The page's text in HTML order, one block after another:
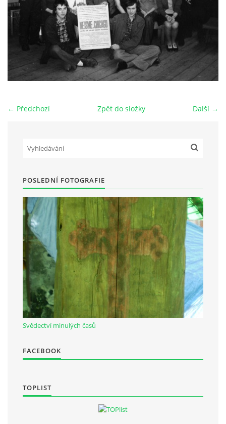
VIDEOZÁZNAMY Z HER
FOTOALBUM
MÍSTO PRO VAŠE VZKAZY!!
DOKUMENTY OVJK
Občanská vzdělávací jednota "Komenský" v Choceradech z.s.
Chocerady 4
257 24 Chocerady
IČ: 498 28 614
Kontaktní osoba:
Mgr. Miroslava Cinkeisová
723 967 851
← Předchozí Další →
Zpět do složky
POSLEDNÍ FOTOGRAFIE
Svědectví minulých časů
FACEBOOK
TOPLIST